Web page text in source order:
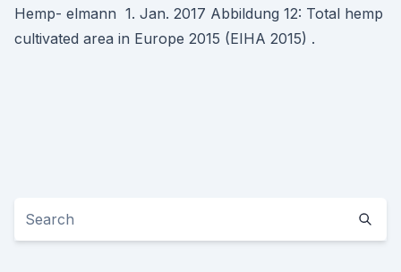
Hemp- elmann 1. Jan. 2017 Abbildung 12: Total hemp
cultivated area in Europe 2015 (EIHA 2015) .